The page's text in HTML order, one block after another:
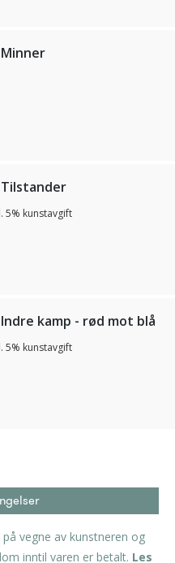
Tilstander
5% kunstavgift
kamp - rød mot blå
5% kunstavgift
vegne av kunstneren og
inntil varen er betalt. Les